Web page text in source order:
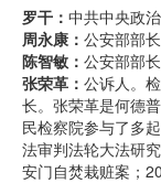
罗干： 中共中央政
周永康： 公安部部
陈智敏： 公安部部
张荣革： 公诉人。
长。张荣革是何德
民检察院参与了多
法审判法轮大法研
安门自焚栽赃案；